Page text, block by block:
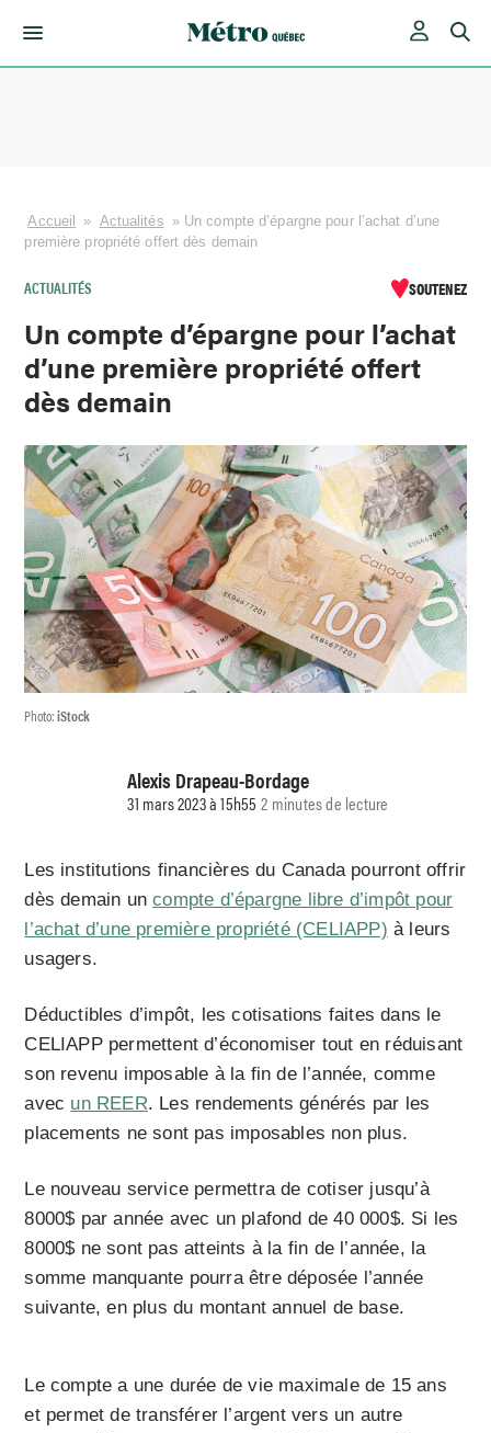
Accueil » Actualités » Un compte d’épargne pour l’achat d’une
première propriété offert dès demain
ACTUALITÉS SOUTENEZ
Un compte d’épargne pour l’achat
d’une première propriété offert
dès demain
Photo:iStock
Alexis Drapeau-Bordage
31 mars 2023 à 15h55 2 minutes de lecture
Les institutions financières du Canada pourront offrir
dès demain uncompte d’épargne libre d’impôt pour
l’achat d’une première propriété (CELIAPP) à leurs
usagers.
Déductibles d’impôt, les cotisations faites dans le
CELIAPP permettent d’économiser tout en réduisant
son revenu imposable à la fin de l’année, comme
avec un REER. Les rendements générés par les
placements ne sont pas imposables non plus.
Le nouveau service permettra de cotiser jusqu’à
8000$ par année avec un plafond de 40 000$. Si les
8000$ ne sont pas atteints à la fin de l’année, la
somme manquante pourra être déposée l’année
suivante, en plus du montant annuel de base.
Le compte a une durée de vie maximale de 15 ans
et permet de transférer l’argent vers un autre